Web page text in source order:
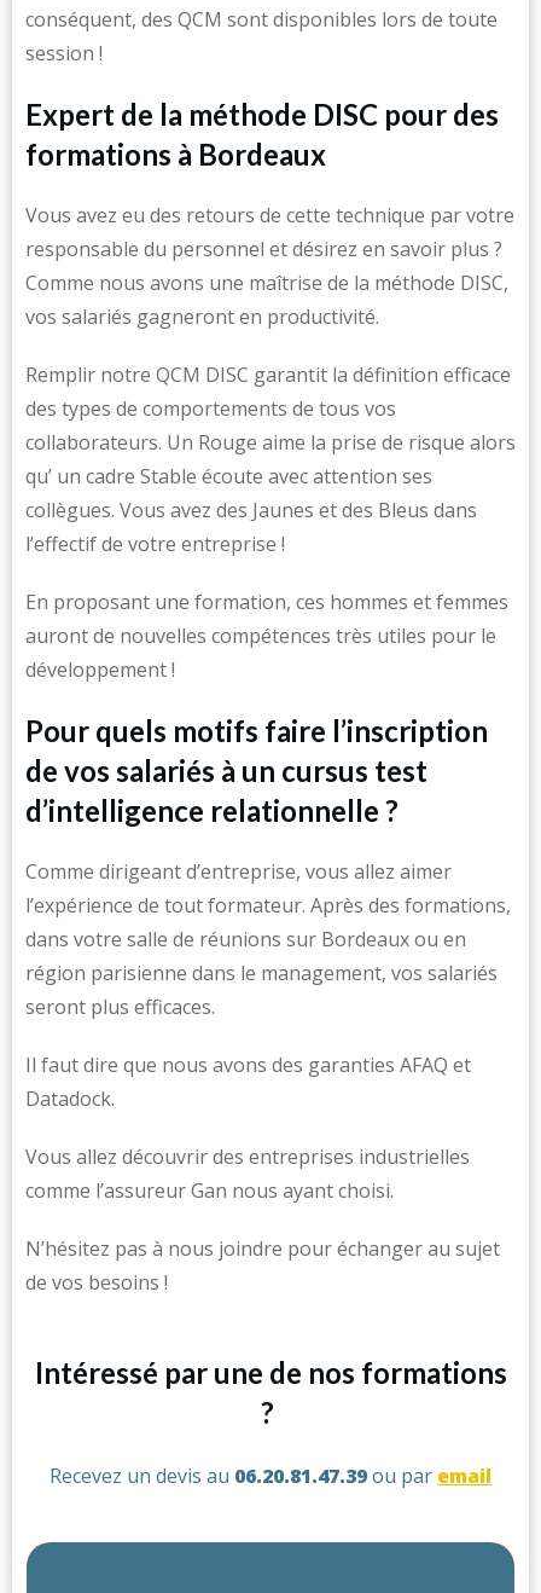
conséquent, des QCM sont disponibles lors de toute
session !
Expert de la méthode DISC pour des
formations à Bordeaux
Vous avez eu des retours de cette technique par votre
responsable du personnel et désirez en savoir plus ?
Comme nous avons une maîtrise de la méthode DISC,
vos salariés gagneront en productivité.
Remplir notre QCM DISC garantit la définition efficace
des types de comportements de tous vos
collaborateurs. Un Rouge aime la prise de risque alors
qu’ un cadre Stable écoute avec attention ses
collègues. Vous avez des Jaunes et des Bleus dans
l’effectif de votre entreprise !
En proposant une formation, ces hommes et femmes
auront de nouvelles compétences très utiles pour le
développement !
Pour quels motifs faire l’inscription
de vos salariés à un cursus test
d’intelligence relationnelle ?
Comme dirigeant d’entreprise, vous allez aimer
l’expérience de tout formateur. Après des formations,
dans votre salle de réunions sur Bordeaux ou en
région parisienne dans le management, vos salariés
seront plus efficaces.
Il faut dire que nous avons des garanties AFAQ et
Datadock.
Vous allez découvrir des entreprises industrielles
comme l’assureur Gan nous ayant choisi.
N’hésitez pas à nous joindre pour échanger au sujet
de vos besoins !
Intéressé par une de nos formations
?
Recevez un devis au 06.20.81.47.39ou par email